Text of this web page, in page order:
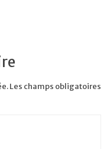
Les champs obligatoires